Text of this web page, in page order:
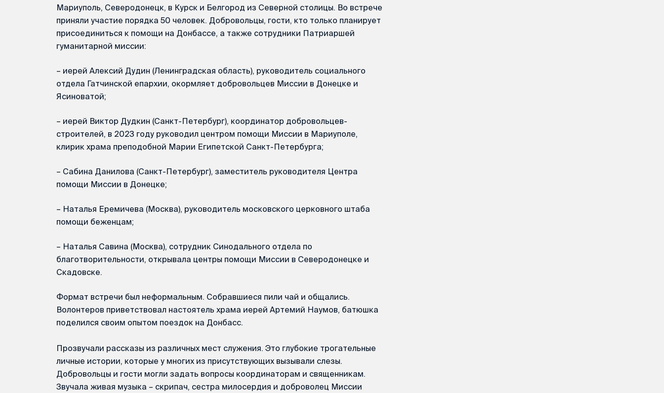
Мариуполь, Северодонецк, в Курск и Белгород из Северной столицы. Во встрече
приняли участие порядка 50 человек. Добровольцы, гости, кто только планирует
присоединиться к помощи на Донбассе, а также сотрудники Патриаршей
гуманитарной миссии:
– иерей Алексий Дудин (Ленинградская область), руководитель социального
отдела Гатчинской епархии, окормляет добровольцев Миссии в Донецке и
Ясиноватой;
– иерей Виктор Дудкин (Санкт-Петербург), координатор добровольцев-
строителей, в 2023 году руководил центром помощи Миссии в Мариуполе,
клирик храма преподобной Марии Египетской Санкт-Петербурга;
– Сабина Данилова (Санкт-Петербург), заместитель руководителя Центра
помощи Миссии в Донецке;
– Наталья Еремичева (Москва), руководитель московского церковного штаба
помощи беженцам;
– Наталья Савина (Москва), сотрудник Синодального отдела по
благотворительности, открывала центры помощи Миссии в Северодонецке и
Скадовске.
Формат встречи был неформальным. Собравшиеся пили чай и общались.
Волонтеров приветствовал настоятель храма иерей Артемий Наумов, батюшка
поделился своим опытом поездок на Донбасс.
Прозвучали рассказы из различных мест служения. Это глубокие трогательные
личные истории, которые у многих из присутствующих вызывали слезы.
Добровольцы и гости могли задать вопросы координаторам и священникам.
Звучала живая музыка – скрипач, сестра милосердия и доброволец Миссии